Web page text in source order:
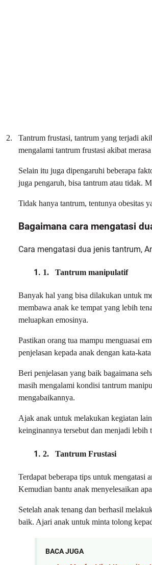
2.
Tantrum frustasi, tantrum yang terjadi
mengalami tantrum frustasi akibat
Selain itu juga dipengaruhi beberapa
juga pengaruh, bisa tantrum atau tidak.
Tidak hanya tantrum, tentunya obesitas
Bagaimana cara mengatasi
Cara mengatasi dua jenis tantrum,
1. Tantrum manipulatif
Banyak hal yang bisa dilakukan untuk
membawa anak ke tempat yang lebih
meluapkan emosinya.
Pastikan orang tua mampu menguasai
penjelasan kepada anak dengan kata-
Beri penjelasan yang baik bagaimana
masih mengalami kondisi tantrum
mengabaikannya.
Ajak anak untuk melakukan kegiatan
keinginannya tersebut dan menjadi lebih
2. Tantrum Frustasi
Terdapat beberapa tips untuk mengatasi
Kemudian bantu anak menyelesaikan
Setelah anak tenang dan berhasil
baik. Ajari anak untuk minta tolong
BACA JUGA